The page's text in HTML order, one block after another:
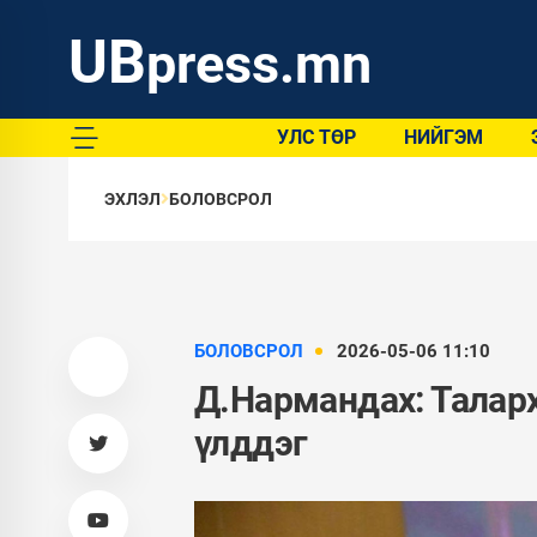
UBpress.mn
УЛС ТӨР НИЙГЭМ
ЭХЛЭЛ БОЛОВСРОЛ
БОЛОВСРОЛ 2026-05-06 11:10
Д.Нармандах:
үлддэг